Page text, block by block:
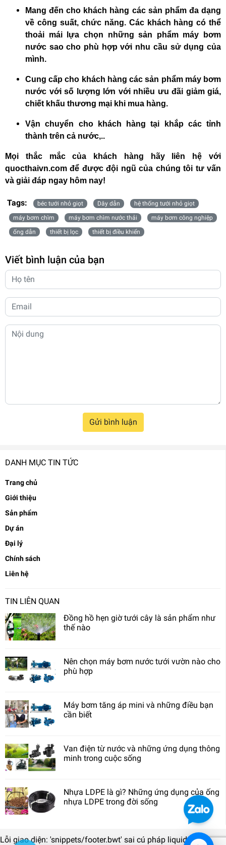
DANH MỤC TIN TỨC
Trang chủ
Giới thiệu
Sản phẩm
Dự án
Đại lý
Chính sách
Liên hệ
TIN LIÊN QUAN
Đồng hồ hẹn giờ tưới cây là sản phẩm như
thế nào
Nên chọn máy bơm nước tưới vườn nào cho
phù hợp
Máy bơm tăng áp mini và những điều bạn
cần biết
Van điện từ nước và những ứng dụng thông
minh trong cuộc sống
Nhựa LDPE là gì? Những ứng dụng của ống
nhựa LDPE trong đời sống
Mang đến cho khách hàng các sản phẩm đa dạng
về công suất, chức năng. Các khách hàng có thể
thoải mái lựa chọn những sản phẩm máy bơm
nước sao cho phù hợp với nhu cầu sử dụng của
mình.
Cung cấp cho khách hàng các sản phẩm máy bơm
nước với số lượng lớn với nhiều ưu đãi giảm giá,
chiết khấu thương mại khi mua hàng.
Vận chuyển cho khách hàng tại khắp các tỉnh
thành trên cả nước,..
Mọi thắc mắc của khách hàng hãy liên hệ với
quocthaivn.com để được đội ngũ của chúng tôi tư vấn
và giải đáp ngay hôm nay!
Tags: béc tưới nhỏ giọt Dây dẫn
hệ thống tưới nhỏ giọt
máy bơm chìm
máy bơm chìm nước thải
máy bơm công nghiệp
ống dẫn
thiết bị lọc thiết bị điều khiển
Viết bình luận của bạn
Gửi bình luận
Lỗi giao diện: 'snippets/footer.bwt' sai cú pháp liquid